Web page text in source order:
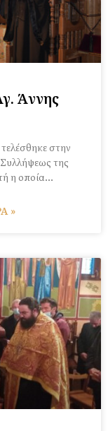
Άννης
στην
της
η οποία…
»